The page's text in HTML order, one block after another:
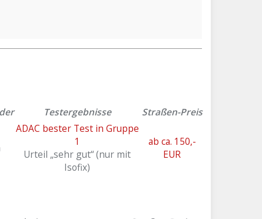
Testergebnisse Straßen-Preis
ADAC bester Test in Gruppe
1
Urteil „sehr gut“ (nur mit
Isofix)
ab ca. 150,-
EUR